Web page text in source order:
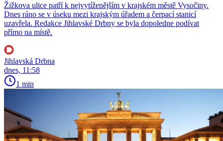
Žižkova ulice patří k nejvytíženějším v krajském městě Vysočiny.
Dnes ráno se v úseku mezi krajským úřadem a čerpací stanicí
uzavřela. Redakce Jihlavské Drbny se byla dopoledne podívat
přímo na místě.
Jihlavská Drbna
dnes, 11:58
1 min